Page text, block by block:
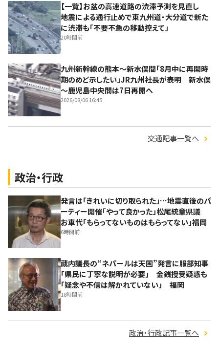
【一覧】お盆の高速道路の渋滞予測を見直し
地震による通行止めで東九州道・大分道で新た
に渋滞も「不要不急の移動控えて」
20時間前
九州新幹線の熊本～新水俣間「8月中に再開時
期のめど示したい」JR九州社長が表明 新水俣
～鹿児島中央間は7日再開へ
2026/08/06 16:45
交通記事一覧へ
政治・行政
発言は「きれいに切り取られた」…地震直後のパ
ーティー開催「やって良かった」松尾統章県議
お車代「もらってないものはもらってない」福岡
6時間前
蔵内議長の“ネパールは天国”発言に服部知事
「県民に丁寧な説明が必要」 金銭授受疑惑も
「疑念や不信は解かれていない」 福岡
18時間前
政治・行政記事一覧へ